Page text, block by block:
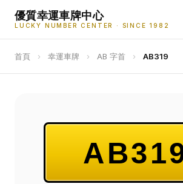
優質幸運車牌中心
LUCKY NUMBER CENTER · SINCE 1982
首頁 › 幸運車牌 › AB 字首 › AB319